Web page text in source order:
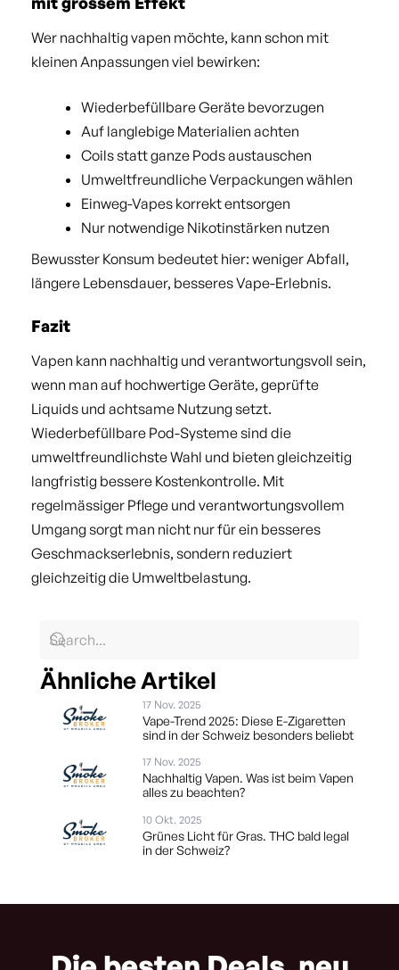
Wer nachhaltig vapen möchte, kann schon mit
kleinen Anpassungen viel bewirken:
Wiederbefüllbare Geräte bevorzugen
Auf langlebige Materialien achten
Coils statt ganze Pods austauschen
Umweltfreundliche Verpackungen wählen
Einweg-Vapes korrekt entsorgen
Nur notwendige Nikotinstärken nutzen
Bewusster Konsum bedeutet hier: weniger Abfall,
längere Lebensdauer, besseres Vape-Erlebnis.
Fazit
Vapen kann nachhaltig und verantwortungsvoll sein,
wenn man auf hochwertige Geräte, geprüfte
Liquids und achtsame Nutzung setzt.
Wiederbefüllbare Pod-Systeme sind die
umweltfreundlichste Wahl und bieten gleichzeitig
langfristig bessere Kostenkontrolle. Mit
regelmässiger Pflege und verantwortungsvollem
Umgang sorgt man nicht nur für ein besseres
Geschmackserlebnis, sondern reduziert
gleichzeitig die Umweltbelastung.
Ähnliche Artikel
17 Nov. 2025
Vape-Trend 2025: Diese E-Zigaretten
sind in der Schweiz besonders beliebt
17 Nov. 2025
Nachhaltig Vapen. Was ist beim Vapen
alles zu beachten?
10 Okt. 2025
Grünes Licht für Gras. THC bald legal
in der Schweiz?